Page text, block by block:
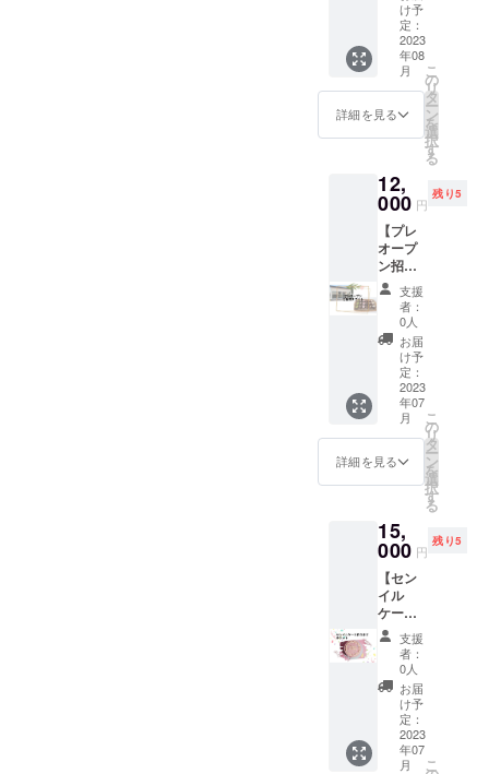
ショッ
プで月
に1回販
売して
いたカ
ヌレ
と、お
店で販
焼き菓
子の
セット
を冷凍
便にて
お送り
いたし
ます。
焼き菓
子は
キャ
ロット
ケーキ
やス
コーン
などを
予定し
様限
定、送
料込み
の返礼
品とな
りま
す。※カ
ヌレの
フレー
バーや
焼き菓
子の種
類はお
任せと
け予
定：
2023
年08
月
詳細を見る
こ
の
リ
タ
ー
ン
を
選
択
す
る
12,
000 円
残り5
【プレ
オープ
ン招待
チケッ
ト】（1
組2名
様）
7/15(土)
7/16(日)
を予定
してお
ります
プレ
オープ
ンにご
しま
す。当
日はカ
フェク
レマの
お菓子
やドリ
ンクを
試食し
ていた
だけま
す。お
帰りの
際には
支援
者：
0人
お届
け予
定：
2023
年07
月
詳細を見る
こ
の
リ
タ
ー
ン
を
選
択
す
る
15,
000 円
残り5
【セン
イル
ケーキ
作りま
す！】
ご自身
や友
達、家
族のお
誕生日
に韓国
風のか
支援
者：
0人
お届
け予
定：
2023
年07
月
こ